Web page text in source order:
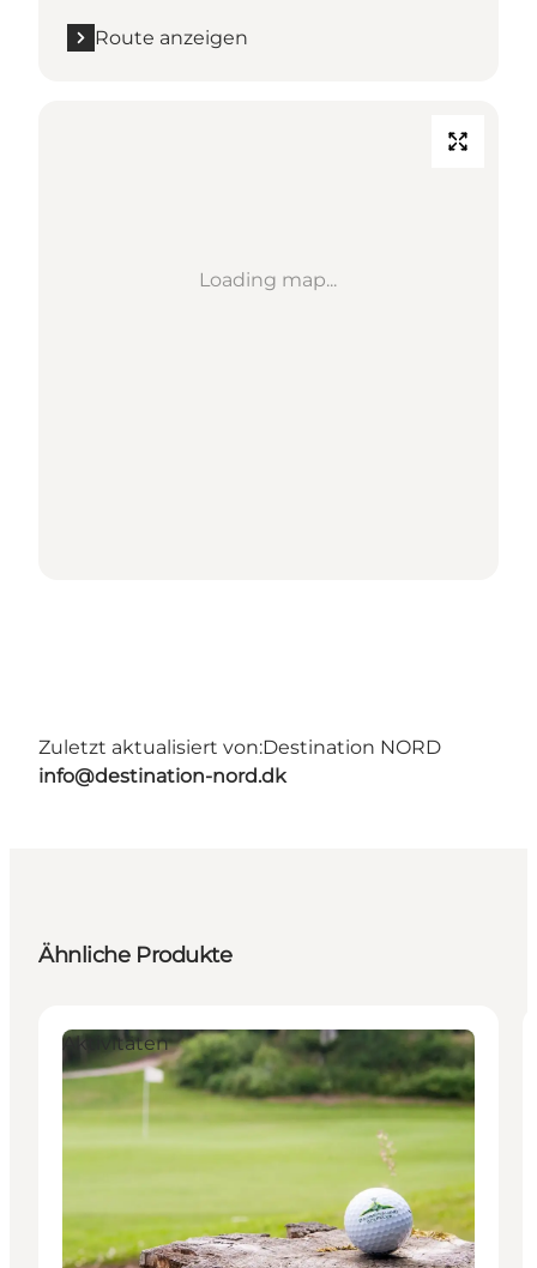
Route anzeigen
Loading map...
Zuletzt aktualisiert von:Destination NORD
info@destination-nord.dk
Ähnliche Produkte
Aktivitäten